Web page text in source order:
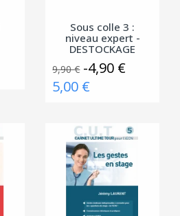
Sous colle 3 :
niveau expert -
DESTOCKAGE
9,90 € -4,90 €
5,00 €